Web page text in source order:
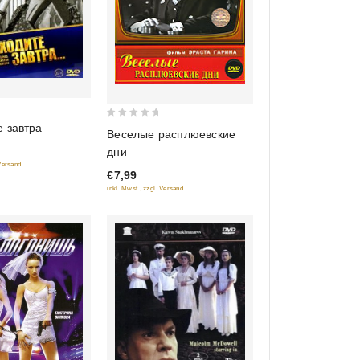
завтра
of
5
Веселые расплюевские
дни
€7,99
inkl. Mwst., zzgl. Versand